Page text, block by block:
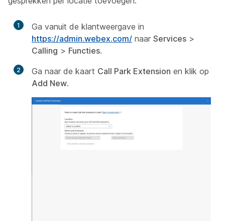
1
Ga vanuit de klantweergave in
https://admin.webex.com/ naar Services >
Calling > Functies.
2 Ga naar de kaart Call Park Extension en klik op
Add New.